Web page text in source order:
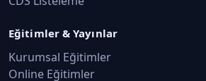
Eğitimler & Yayınlar
Kurumsal Eğitimler
Online Eğitimler